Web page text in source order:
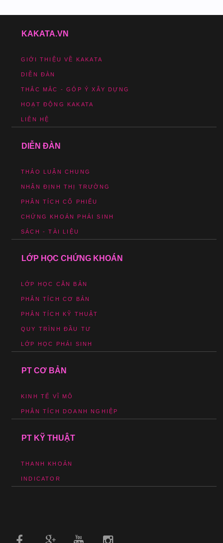
KAKATA.VN
GIỚI THIỆU VỀ KAKATA
DIỄN ĐÀN
THẮC MẮC - GÓP Ý XÂY DỰNG
HOẠT ĐỘNG KAKATA
LIÊN HỆ
DIỄN ĐÀN
THẢO LUẬN CHUNG
NHẬN ĐỊNH THỊ TRƯỜNG
PHÂN TÍCH CỔ PHIẾU
CHỨNG KHOÁN PHÁI SINH
SÁCH - TÀI LIỆU
LỚP HỌC CHỨNG KHOÁN
LỚP HỌC CĂN BẢN
PHÂN TÍCH CƠ BẢN
PHÂN TÍCH KỸ THUẬT
QUY TRÌNH ĐẦU TƯ
LỚP HỌC PHÁI SINH
PT CƠ BẢN
KINH TẾ VĨ MÔ
PHÂN TÍCH DOANH NGHIỆP
PT KỸ THUẬT
THANH KHOẢN
INDICATOR